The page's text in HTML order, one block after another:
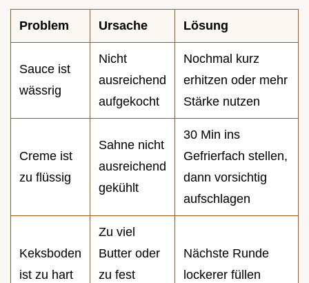
Problem Ursache Lösung
Sauce ist
wässrig
Nicht
ausreichend
aufgekocht
Nochmal kurz
erhitzen oder mehr
Stärke nutzen
Creme ist
zu flüssig
Sahne nicht
ausreichend
gekühlt
30 Min ins
Gefrierfach stellen,
dann vorsichtig
aufschlagen
Keksboden
ist zu hart
Zu viel
Butter oder
zu fest
Nächste Runde
lockerer füllen